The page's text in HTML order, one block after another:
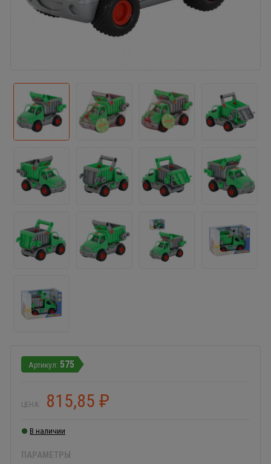
575
ЦЕНА: 815,85 ₽
В наличии
ПАРАМЕТРЫ